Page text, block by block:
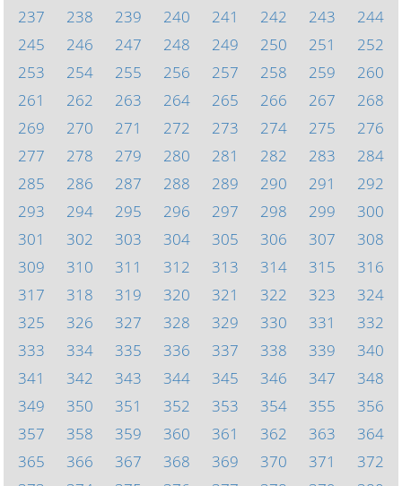
237
238 239 240 241 242 243
244
245
246 247 248 249 250 251
252
253
254 255 256 257 258 259
260
261
262 263 264 265 266 267
268
269
270 271 272 273 274 275
276
277
278 279 280 281 282 283
284
285
286 287 288 289 290 291
292
293
294 295 296 297 298 299
300
301
302 303 304 305 306 307
308
309
310 311 312 313 314 315
316
317
318 319 320 321 322 323
324
325
326 327 328 329 330 331
332
333
334 335 336 337 338 339
340
341
342 343 344 345 346 347
348
349
350 351 352 353 354 355
356
357
358 359 360 361 362 363
364
365
366 367 368 369 370 371
372